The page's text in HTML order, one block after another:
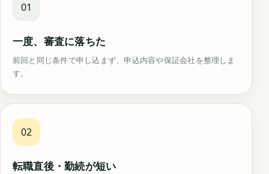
01
一度、審査に落ちた
前回と同じ条件で申し込まず、申込内容や保証会社を整理しま
す。
02
転職直後・勤続が短い